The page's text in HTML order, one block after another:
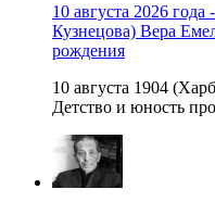
10 августа 2026
Кузнецова) Вера
рождения
10 августа 1904
Детство и юность